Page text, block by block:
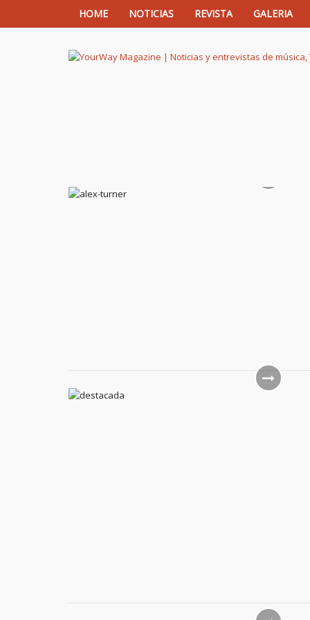
HOME NOTICIAS REVISTA GALERIA